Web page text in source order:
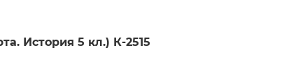
История 5 кл.) К-2515